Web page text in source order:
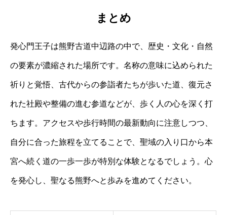
まとめ
発心門王子は熊野古道中辺路の中で、歴史・文化・自然
の要素が濃縮された場所です。名称の意味に込められた
祈りと覚悟、古代からの参詣者たちが歩いた道、復元さ
れた社殿や整備の進む参道などが、歩く人の心を深く打
ちます。アクセスや歩行時間の最新動向に注意しつつ、
自分に合った旅程を立てることで、聖域の入り口から本
宮へ続く道の一歩一歩が特別な体験となるでしょう。心
を発心し、聖なる熊野へと歩みを進めてください。